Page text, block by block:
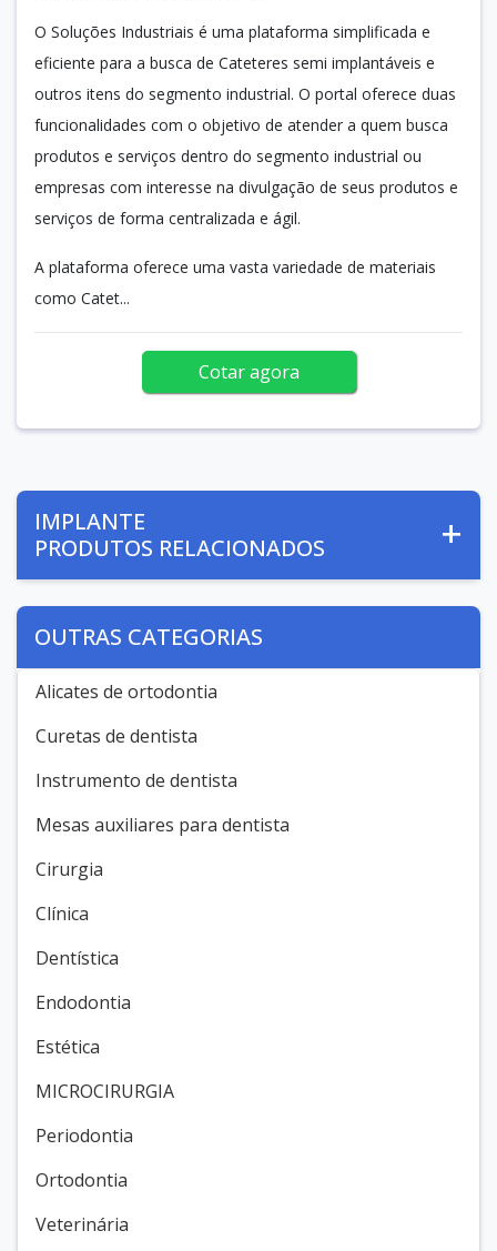
O Soluções Industriais é uma plataforma simplificada e
eficiente para a busca de Cateteres semi implantáveis e
outros itens do segmento industrial. O portal oferece duas
funcionalidades com o objetivo de atender a quem busca
produtos e serviços dentro do segmento industrial ou
empresas com interesse na divulgação de seus produtos e
serviços de forma centralizada e ágil.
A plataforma oferece uma vasta variedade de materiais
como Catet...
Cotar agora
IMPLANTE
PRODUTOS RELACIONADOS
OUTRAS CATEGORIAS
Alicates de ortodontia
Curetas de dentista
Instrumento de dentista
Mesas auxiliares para dentista
Cirurgia
Clínica
Dentística
Endodontia
Estética
MICROCIRURGIA
Periodontia
Ortodontia
Veterinária